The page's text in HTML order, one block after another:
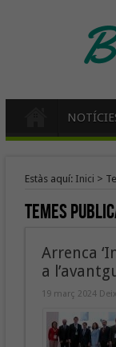
Estàs aquí: Inici >
Temes
Arrenca
a
19 març 2024